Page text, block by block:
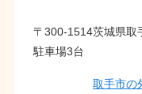
〒300-1514茨城県取
駐車場3台
取手市の